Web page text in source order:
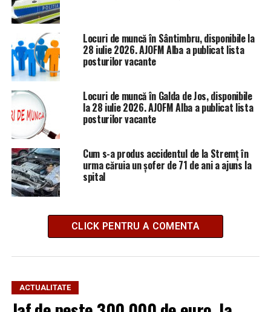
Locuri de muncă în Sântimbru, disponibile la
28 iulie 2026. AJOFM Alba a publicat lista
posturilor vacante
Locuri de muncă în Galda de Jos, disponibile
la 28 iulie 2026. AJOFM Alba a publicat lista
posturilor vacante
Cum s-a produs accidentul de la Stremț în
urma căruia un șofer de 71 de ani a ajuns la
spital
CLICK PENTRU A COMENTA
ACTUALITATE